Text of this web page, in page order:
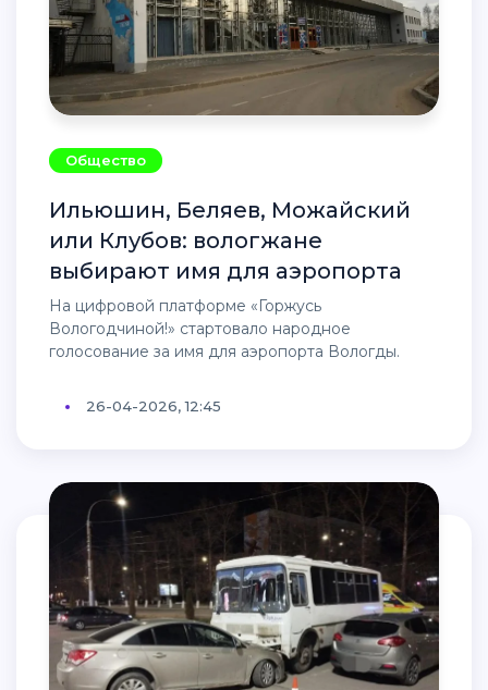
Общество
Ильюшин, Беляев, Можайский
или Клубов: вологжане
выбирают имя для аэропорта
На цифровой платформе «Горжусь
Вологодчиной!» стартовало народное
голосование за имя для аэропорта Вологды.
26-04-2026, 12:45